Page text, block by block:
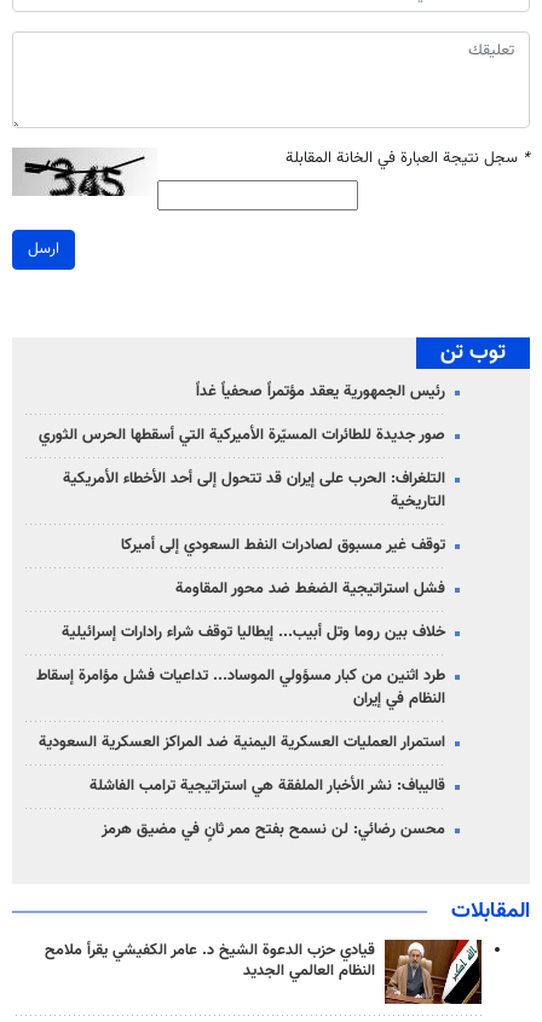
* سجل نتيجة العبارة في الخانة المقابلة
ارسل
توب تن
رئيس الجمهورية يعقد مؤتمراً صحفياً غداً
صور جديدة للطائرات المسيّرة الأميركية التي أسقطها الحرس الثوري
التلغراف: الحرب على إيران قد تتحول إلى أحد الأخطاء الأمريكية
التاريخية
توقف غير مسبوق لصادرات النفط السعودي إلى أميركا
فشل استراتيجية الضغط ضد محور المقاومة
خلاف بين روما وتل أبيب... إيطاليا توقف شراء رادارات إسرائيلية
طرد اثنين من كبار مسؤولي الموساد... تداعيات فشل مؤامرة إسقاط
النظام في إيران
استمرار العمليات العسكرية اليمنية ضد المراكز العسكرية السعودية
قاليباف: نشر الأخبار الملفقة هي استراتيجية ترامب الفاشلة
محسن رضائي: لن نسمح بفتح ممر ثانٍ في مضيق هرمز
المقابلات
قيادي حزب الدعوة الشيخ د. عامر الكفيشي يقرأ ملامح
النظام العالمي الجديد